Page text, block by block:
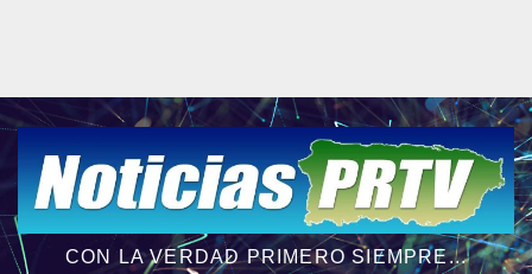
CON LA VERDAD PRIMERO SIEMPRE...